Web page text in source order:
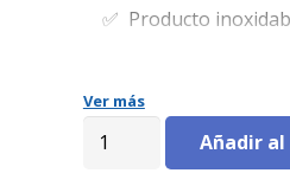
✅ Producto
✅ Peso máximo
Ver más
Asiento
Añadir